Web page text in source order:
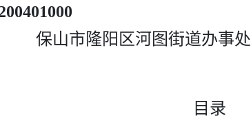
保山市隆阳区河图街道办事处
目录